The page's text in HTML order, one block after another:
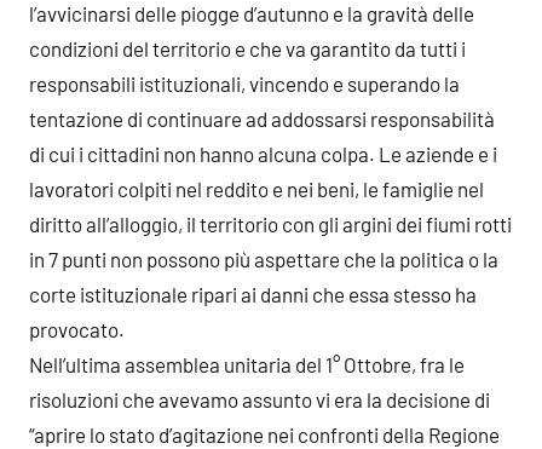
l’avvicinarsi delle piogge d’autunno e la gravità delle
condizioni del territorio e che va garantito da tutti i
responsabili istituzionali, vincendo e superando la
tentazione di continuare ad addossarsi responsabilità
di cui i cittadini non hanno alcuna colpa. Le aziende e i
lavoratori colpiti nel reddito e nei beni, le famiglie nel
diritto all’alloggio, il territorio con gli argini dei fiumi rotti
in 7 punti non possono più aspettare che la politica o la
corte istituzionale ripari ai danni che essa stesso ha
provocato.
Nell’ultima assemblea unitaria del 1° Ottobre, fra le
risoluzioni che avevamo assunto vi era la decisione di
“aprire lo stato d’agitazione nei confronti della Regione